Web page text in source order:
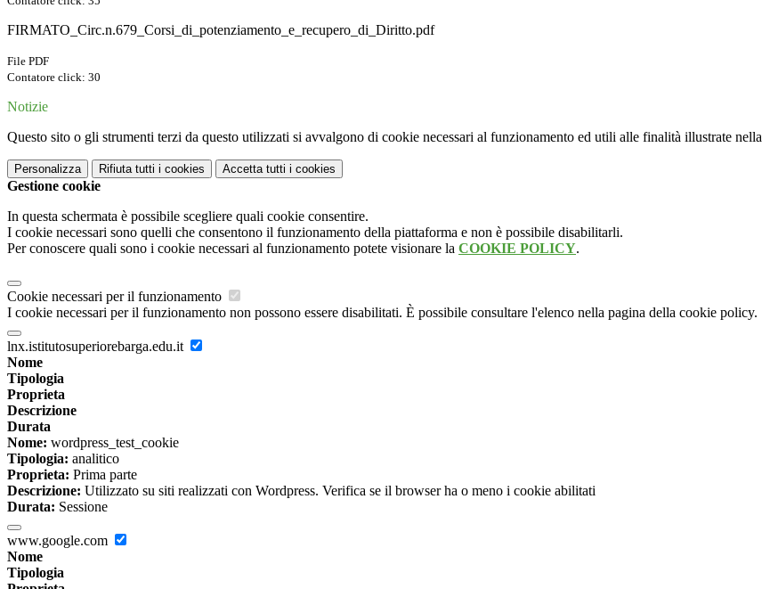
FIRMATO_Circ.n.679_Corsi_di_potenziamento_e_recupero_di_Diritto.pdf
File PDF
Contatore click: 30
Notizie
Questo sito o gli strumenti terzi da questo utilizzati si avvalgono di cookie necessari al funzionamento ed utili alle finalità illustrate nella
Personalizza Rifiuta tutti i cookies Accetta tutti i cookies
Gestione cookie
In questa schermata è possibile scegliere quali cookie consentire.
I cookie necessari sono quelli che consentono il funzionamento della piattaforma e non è possibile disabilitarli.
Per conoscere quali sono i cookie necessari al funzionamento potete visionare la COOKIE POLICY.
Cookie necessari per il funzionamento
I cookie necessari per il funzionamento non possono essere disabilitati. È possibile consultare l'elenco nella pagina della cookie policy.
lnx.istitutosuperiorebarga.edu.it
Nome
Tipologia
Proprieta
Descrizione
Durata
Nome: wordpress_test_cookie
Tipologia: analitico
Proprieta: Prima parte
Descrizione: Utilizzato su siti realizzati con Wordpress. Verifica se il browser ha o meno i cookie abilitati
Durata: Sessione
www.google.com
Nome
Tipologia